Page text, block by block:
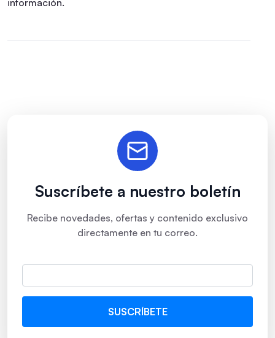
Suscríbete a nuestro boletín
Recibe novedades, ofertas y contenido exclusivo
directamente en tu correo.